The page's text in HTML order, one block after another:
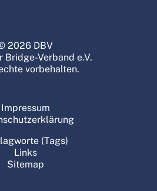
2026 DBV
Bridge-Verband e.V.
vorbehalten.
Impressum
(Tags)
Links
Sitemap